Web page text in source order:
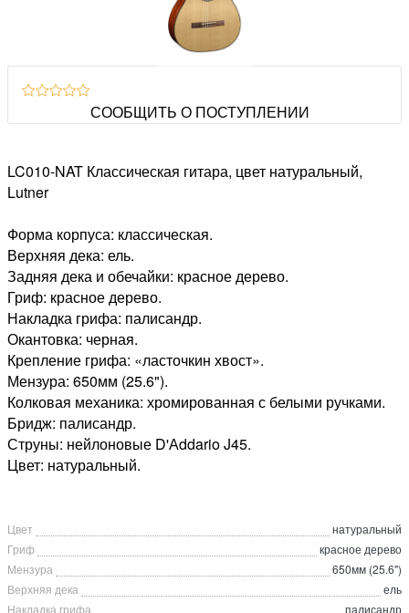
СООБЩИТЬ О ПОСТУПЛЕНИИ
LC010-NAT Классическая гитара, цвет натуральный,
Lutner
Форма корпуса: классическая.
Верхняя дека: ель.
Задняя дека и обечайки: красное дерево.
Гриф: красное дерево.
Накладка грифа: палисандр.
Окантовка: черная.
Крепление грифа: «ласточкин хвост».
Мензура: 650мм (25.6").
Колковая механика: хромированная с белыми ручками.
Бридж: палисандр.
Струны: нейлоновые D'Аddario J45.
Цвет: натуральный.
Цвет
натуральный
Гриф
красное дерево
Мензура
650мм (25.6")
Верхняя дека
ель
Накладка грифа
палисандр